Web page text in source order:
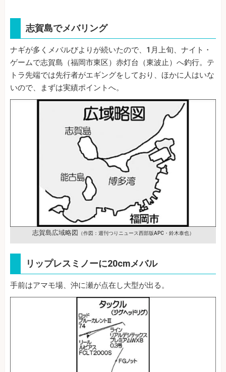
志賀島でメバリング
ナギが多くメバルびよりが続いたので、1月上旬、ナイト・
ゲームで志賀島（福岡市東区）赤灯台（東波止）へ釣行。テ
トラ先端では先行者がエギングをしており、ほかに人はいな
いので、まずは実績ポイントへ。
志賀島広域略図 （作図：週刊つりニュース西部版APC・鈴木泰也）
リップレスミノーに20cmメバル
手前はアマモ場、沖に瀬が点在し大型が出る。